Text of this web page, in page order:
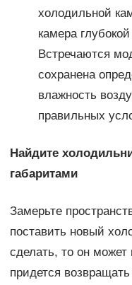
холодильной
камера
Встречаются
сохранена
влажность
правильных
Найдите
габаритами
Замерьте
поставить новый
сделать, то он может
придется